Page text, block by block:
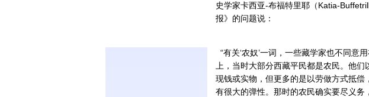
史学家卡西亚-布福特里耶（Katia-
报》的问题说：
“有关‘农奴’一词，一些藏学家也不同意
上，当时大部分西藏平民都是农民。他
现钱或实物，但更多的是以劳做方式抵
有很大的弹性。那时的农民确实要尽义